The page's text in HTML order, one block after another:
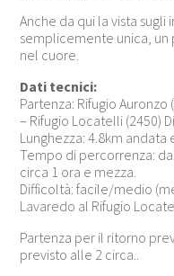
Anche da qui la vista
semplicemente unica, un
nel cuore.
Dati tecnici:
Partenza: Rifugio
– Rifugio Locatelli (2450)
Lunghezza: 4.8km andata
Tempo di percorrenza:
circa 1 ora e mezza.
Difficoltà: facile/medio
Lavaredo al Rifugio
Partenza per il ritorno
previsto alle 2 circa..